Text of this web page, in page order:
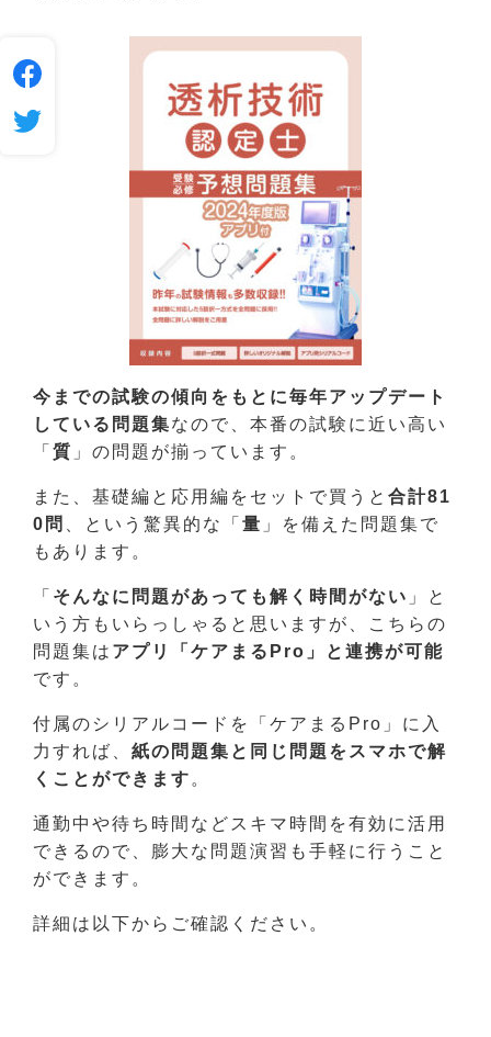
今までの試験の傾向をもとに毎年アップデート
している問題集なので、本番の試験に近い高い
「 質 」の問題が揃っています。
また、基礎編と応用編をセットで買うと 合計81
0問
、という驚異的な「 量 」を備えた問題集で
もあります。
「 そんなに問題があっても解く時間がない 」と
いう方もいらっしゃると思いますが、こちらの
問題集は アプリ「ケアまるPro」と連携が可能
です。
付属のシリアルコードを「ケアまるPro」に入
力すれば、 紙の問題集と同じ問題をスマホで解
くことができます 。
通勤中や待ち時間などスキマ時間を有効に活用
できるので、膨大な問題演習も手軽に行うこと
ができます。
詳細は以下からご確認ください。